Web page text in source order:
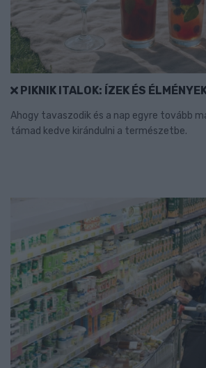
PIKNIK ITALOK: ÍZEK ÉS
Ahogy tavaszodik és a nap egyre tovább
támad kedve kirándulni a természetbe.